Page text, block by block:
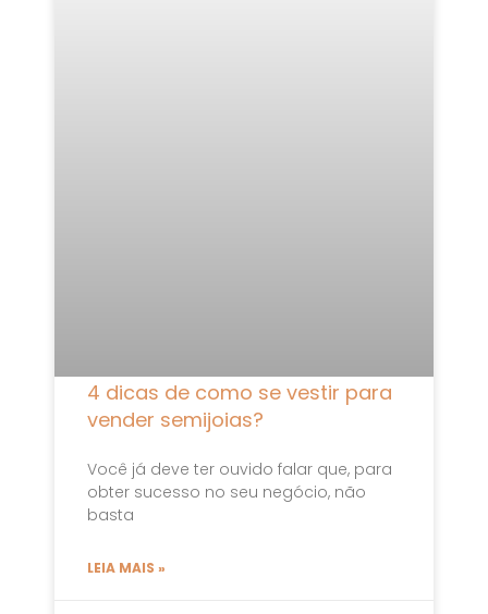
4 dicas de como se vestir para
vender semijoias?
Você já deve ter ouvido falar que, para
obter sucesso no seu negócio, não
basta
LEIA MAIS »